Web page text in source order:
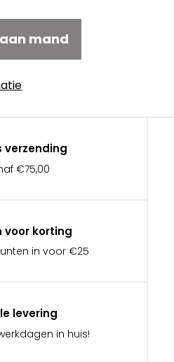
mand
verzending
€75,00
voor korting
in voor €25
levering
in huis!